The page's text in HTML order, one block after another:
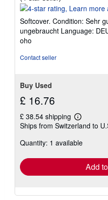
rating
out
of
Softcover. Condition: Sehr
ungebraucht Language:
oho
Contact seller
Buy Used
£ 16.76
£ 38.54 shipping
Learn
more
shipping
Ships from Switzerland to
Quantity: 1 available
Add